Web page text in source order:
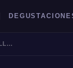
SUSANA BALBO SIGNATURE ROSÉ DE VALLE DE UCO 2023